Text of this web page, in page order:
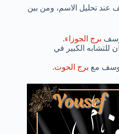
عند تحليل الاسم، ومن بين
برج الجوزاء.
للتشابه الكبير في
مع برج الحوت.